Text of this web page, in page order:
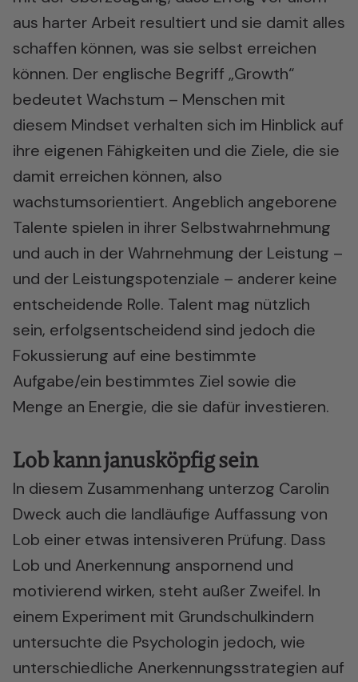
aus harter Arbeit resultiert und sie damit alles
schaffen können, was sie selbst erreichen
können. Der englische Begriff „Growth“
bedeutet Wachstum – Menschen mit
diesem Mindset verhalten sich im Hinblick auf
ihre eigenen Fähigkeiten und die Ziele, die sie
damit erreichen können, also
wachstumsorientiert. Angeblich angeborene
Talente spielen in ihrer Selbstwahrnehmung
und auch in der Wahrnehmung der Leistung –
und der Leistungspotenziale – anderer keine
entscheidende Rolle. Talent mag nützlich
sein, erfolgsentscheidend sind jedoch die
Fokussierung auf eine bestimmte
Aufgabe/ein bestimmtes Ziel sowie die
Menge an Energie, die sie dafür investieren.
Lob kann janusköpfig sein
In diesem Zusammenhang unterzog Carolin
Dweck auch die landläufige Auffassung von
Lob einer etwas intensiveren Prüfung. Dass
Lob und Anerkennung anspornend und
motivierend wirken, steht außer Zweifel. In
einem Experiment mit Grundschulkindern
untersuchte die Psychologin jedoch, wie
unterschiedliche Anerkennungsstrategien auf